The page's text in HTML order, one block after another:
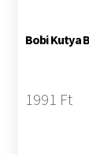
Bobi Kutya
1991 Ft